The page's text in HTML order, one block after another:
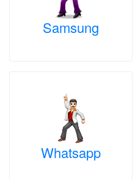
Samsung
Whatsapp